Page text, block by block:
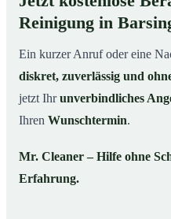
Reinigung in
Ein kurzer Anruf oder eine
diskret, zuverlässig und
jetzt Ihrunverbindliches
Ihren Wunschtermin.
Mr. Cleaner – Hilfe ohne
Erfahrung.